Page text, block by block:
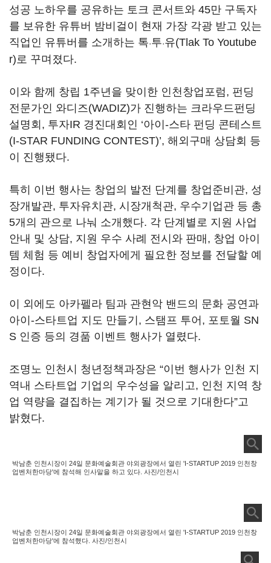
성공 노하우를 공유하는 토크 콘서트와 45만 구독자
를 보유한 유튜버 밤비걸이 현재 가장 각광 받고 있는
직업인 유튜버를 소개하는 톡·투·유(Tlak To Youtube
r)로 꾸며졌다.
이와 함께 창립 1주년을 맞이한 인천창업포럼, 펀딩
전문가인 와디즈(WADIZ)가 진행하는 크라우드펀딩
설명회, 투자IR 경진대회인 ‘아이-스타 펀딩 콘테스트
(I-STAR FUNDING CONTEST)’, 해외구매 상담회 등
이 진행됐다.
특히 이번 행사는 창업의 발전 단계를 창업준비관, 성
장개발관, 투자유치관, 시장개척관, 우수기업관 등 총
5개의 관으로 나눠 소개했다. 각 단계별로 지원 사업
안내 및 상담, 지원 우수 사례 전시와 판매, 창업 아이
템 체험 등 예비 창업자에게 필요한 정보를 전달할 예
정이다.
이 외에도 아카펠라 팀과 관현악 밴드의 문화 공연과
아이-스타트업 지도 만들기, 스탬프 투어, 포토월 SN
S 인증 등의 경품 이벤트 행사가 열렸다.
조명노 인천시 청년정책과장은 “이번 행사가 인천 지
역내 스타트업 기업의 우수성을 알리고, 인천 지역 창
업 역량을 결집하는 계기가 될 것으로 기대한다”고
밝혔다.
박남춘 인천시장이 24일 문화예술회관 야외광장에서 열린 'I-STARTUP 2019 인천창
업벤처한마당'에 참석해 인사말을 하고 있다. 사진/인천시
박남춘 인천시장이 24일 문화예술회관 야외광장에서 열린 'I-STARTUP 2019 인천창
업벤처한마당'에 참석했다. 사진/인천시